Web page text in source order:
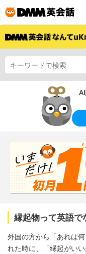
縁起物って英語で
外国の方から「あれは
れた時に、「縁起がい